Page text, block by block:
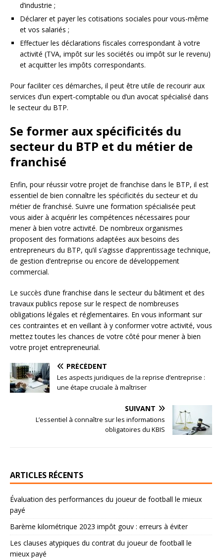
d’industrie ;
Déclarer et payer les cotisations sociales pour vous-même
et vos salariés ;
Effectuer les déclarations fiscales correspondant à votre
activité (TVA, impôt sur les sociétés ou impôt sur le revenu)
et acquitter les impôts correspondants.
Pour faciliter ces démarches, il peut être utile de recourir aux
services d’un expert-comptable ou d’un avocat spécialisé dans
le secteur du BTP.
Se former aux spécificités du
secteur du BTP et du métier de
franchisé
Enfin, pour réussir votre projet de franchise dans le BTP, il est
essentiel de bien connaître les spécificités du secteur et du
métier de franchisé. Suivre une formation spécialisée peut
vous aider à acquérir les compétences nécessaires pour
mener à bien votre activité. De nombreux organismes
proposent des formations adaptées aux besoins des
entrepreneurs du BTP, qu’il s’agisse d’apprentissage technique,
de gestion d’entreprise ou encore de développement
commercial.
Le succès d’une franchise dans le secteur du bâtiment et des
travaux publics repose sur le respect de nombreuses
obligations légales et réglementaires. En vous informant sur
ces contraintes et en veillant à y conformer votre activité, vous
mettez toutes les chances de votre côté pour mener à bien
votre projet entrepreneurial.
PRÉCÉDENT
Les aspects juridiques de la reprise d’entreprise :
une étape cruciale à maîtriser
SUIVANT
L’essentiel à connaître sur les informations
obligatoires du KBIS
ARTICLES RÉCENTS
Évaluation des performances du joueur de football le mieux
payé
Barème kilométrique 2023 impôt gouv : erreurs à éviter
Les clauses atypiques du contrat du joueur de football le
mieux payé